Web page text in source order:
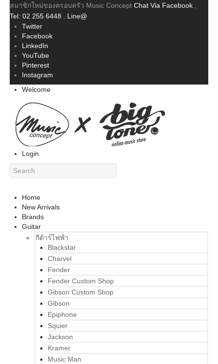
สมาชิกใหม่ของครอบครัว Music Concept Chat Via Facebook
Tel: 02 255 6448
Line@
Twitter
Facebook
LinkedIn
YouTube
Pinterest
Instagram
Welcome
Login
Home
New Arrivals
Brands
Guitar
กีต้าร์ไฟฟ้า
Blackstar
Charvel
Fender
Fender Custom Shop
Gibson Custom Shop
Gibson
Epiphone
Squier
Jackson
Kramer
Music Man